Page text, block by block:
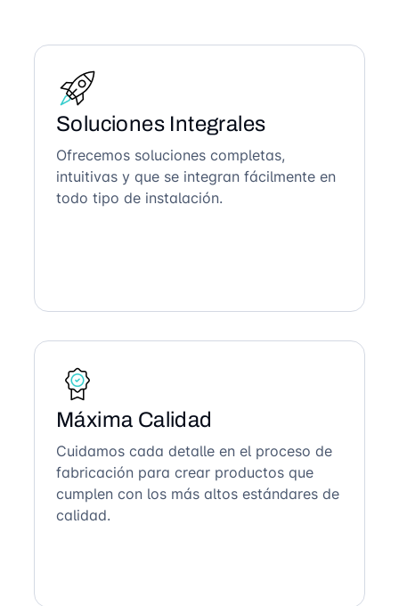
Soluciones Integrales
Ofrecemos soluciones completas,
intuitivas y que se integran fácilmente en
todo tipo de instalación.
Máxima Calidad
Cuidamos cada detalle en el proceso de
fabricación para crear productos que
cumplen con los más altos estándares de
calidad.